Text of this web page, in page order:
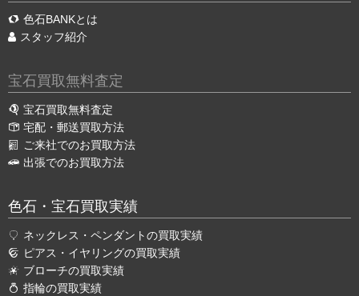
色石BANKとは
スタッフ紹介
宝石買取無料査定
宝石買取無料査定
宅配・郵送買取方法
ご来社でのお買取方法
出張でのお買取方法
色石・宝石買取実績
ネックレス・ペンダントの買取実績
ピアス・イヤリングの買取実績
ブローチの買取実績
指輪の買取実績